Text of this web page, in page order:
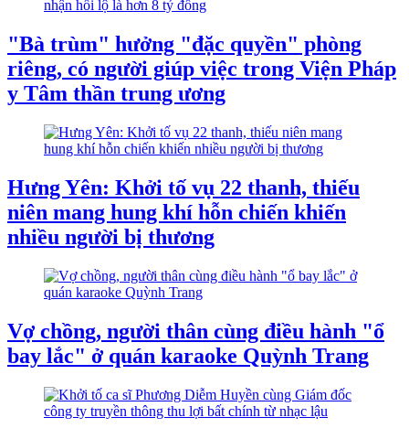
"Bà trùm" hưởng "đặc quyền" phòng
riêng, có người giúp việc trong Viện Pháp
y Tâm thần trung ương
Hưng Yên: Khởi tố vụ 22 thanh, thiếu
niên mang hung khí hỗn chiến khiến
nhiều người bị thương
Vợ chồng, người thân cùng điều hành "ổ
bay lắc" ở quán karaoke Quỳnh Trang